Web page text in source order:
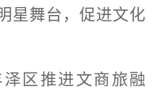
星舞台，促进文化
区推进文商旅融